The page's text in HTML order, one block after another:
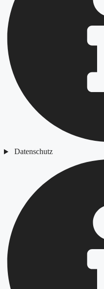
Datenschutz